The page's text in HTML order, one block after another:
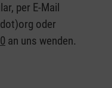
per E-Mail
oder
an uns wenden.